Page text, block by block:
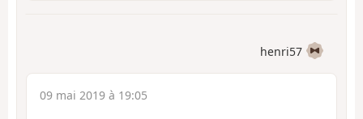
henri57
09 mai 2019 à 19:05